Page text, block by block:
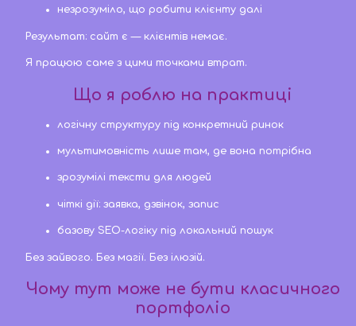
незрозуміло, що робити клієнту далі
Результат: сайт є — клієнтів немає.
Я працюю саме з цими точками втрат.
Що я роблю на практиці
логічну структуру під конкретний ринок
мультимовність лише там, де вона потрібна
зрозумілі тексти для людей
чіткі дії: заявка, дзвінок, запис
базову SEO-логіку під локальний пошук
Без зайвого. Без магії. Без ілюзій.
Чому тут може не бути класичного
портфоліо